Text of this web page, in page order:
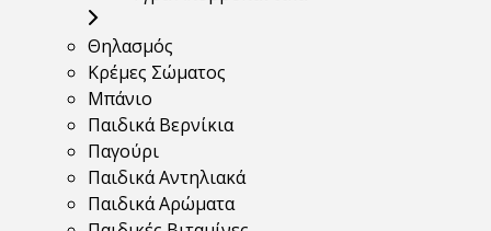
Θηλασμός
Κρέμες Σώματος
Μπάνιο
Παιδικά Βερνίκια
Παγούρι
Παιδικά Αντηλιακά
Παιδικά Αρώματα